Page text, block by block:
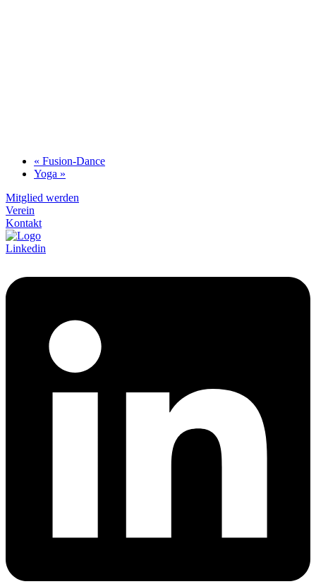
« Fusion-Dance
Yoga »
Mitglied werden
Verein
Kontakt
Linkedin